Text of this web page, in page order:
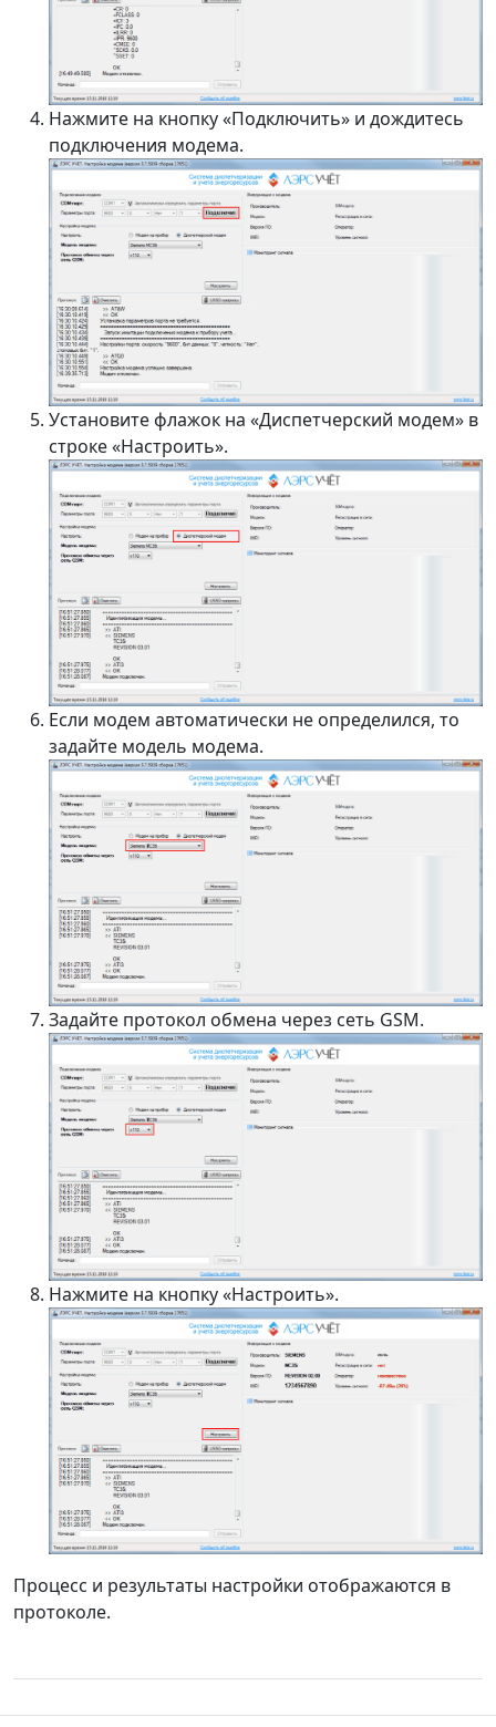
Нажмите на кнопку «Подключить» и дождитесь
подключения модема.
Установите флажок на «Диспетчерский модем» в
строке «Настроить».
Если модем автоматически не определился, то
задайте модель модема.
Задайте протокол обмена через сеть GSM.
Нажмите на кнопку «Настроить».
Процесс и результаты настройки отображаются в
протоколе.